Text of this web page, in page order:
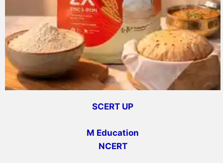
SCERT UP
M Education
NCERT